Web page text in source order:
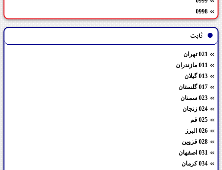
0998
ثابت
021 تهران
011 مازندران
013 گیلان
017 گلستان
023 سمنان
024 زنجان
025 قم
026 البرز
028 قزوین
031 اصفهان
034 کرمان